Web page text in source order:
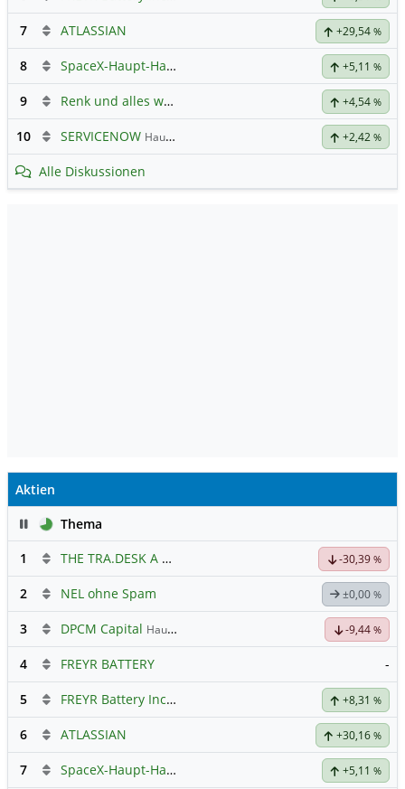
7 ATLASSIAN +29,54 %
8 SpaceX-Haupt-Hauptforum +5,11 %
9 Renk und alles was dazugehört +4,54 %
10 SERVICENOW Hauptdiskussion +2,42 %
Alle Diskussionen
Aktien
PauseThema
1
THE TRA.DESK A DL-,000001 -30,39 %
2 NEL ohne Spam ±0,00 %
3 DPCM Capital Hauptdiskussion -9,44 %
4 FREYR BATTERY -
5 FREYR Battery Inc Registered Shs Hauptdiskussion+8,31 %
6 ATLASSIAN +30,16 %
7 SpaceX-Haupt-Hauptforum +5,11 %